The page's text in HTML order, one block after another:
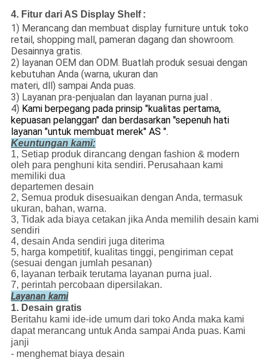
4. Fitur dari AS Display Shelf :
1) Merancang dan membuat display furniture untuk toko
retail, shopping mall, pameran dagang dan showroom.
Desainnya gratis.
2) layanan OEM dan ODM. Buatlah produk sesuai dengan
kebutuhan Anda (warna, ukuran dan
materi, dll) sampai Anda puas.
3) Layanan pra-penjualan dan layanan purna jual .
4) Kami berpegang pada prinsip "kualitas pertama,
kepuasan pelanggan" dan berdasarkan "sepenuh hati
layanan "untuk membuat merek" AS ".
Keuntungan kami:
1, Setiap produk dirancang dengan fashion & modern
oleh para penghuni kita sendiri. Perusahaan kami
memiliki dua
departemen desain
2, Semua produk disesuaikan dengan Anda, termasuk
ukuran, bahan, warna.
3, Tidak ada biaya cetakan jika Anda memilih desain kami
sendiri
4, desain Anda sendiri juga diterima
5, harga kompetitif, kualitas tinggi, pengiriman cepat
(sesuai dengan jumlah pesanan)
6, layanan terbaik terutama layanan purna jual.
7, perintah percobaan dipersilakan.
Layanan kami
1. Desain gratis
Beritahu kami ide-ide umum dari toko Anda maka kami
dapat merancang untuk Anda sampai Anda puas. Kami
janji
- menghemat biaya desain